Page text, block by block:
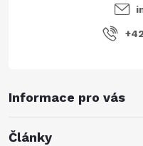
Informace pro vás
Články